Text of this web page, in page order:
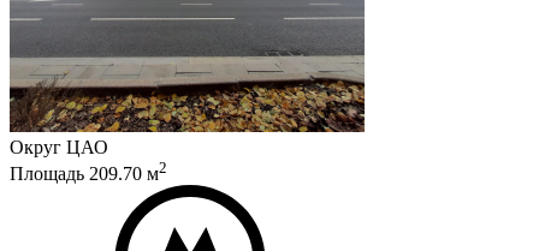
Округ ЦАО
Площадь 209.70 м2